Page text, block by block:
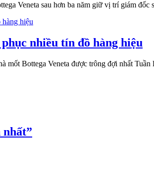
Veneta sau hơn ba năm giữ vị trí giám đốc
nhiều tín đồ hàng hiệu
mốt Bottega Veneta được trông đợi nhất
nhất”